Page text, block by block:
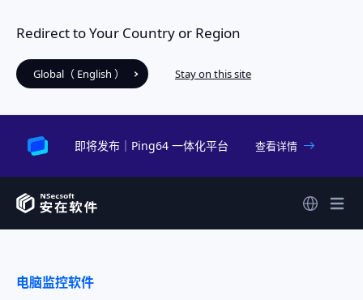
Redirect to Your Country or Region
Global（ English ） Stay on this site
即将发布｜Ping64 一体化平台 查看详情
电脑监控软件